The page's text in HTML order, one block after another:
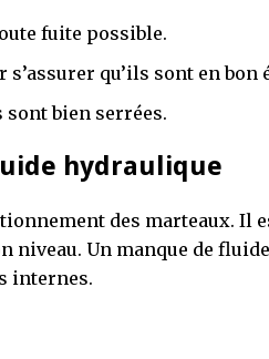
fuite possible.
s’assurer qu’ils sont en bon
bien serrées.
hydraulique
des marteaux. Il
niveau. Un manque de
internes.